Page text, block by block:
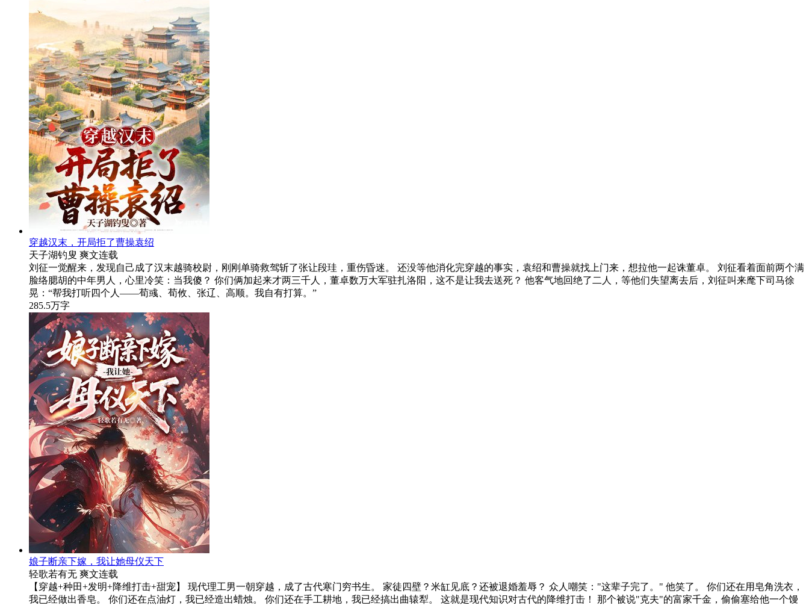
穿越汉末，开局拒了曹操袁绍
天子湖钓叟 爽文连载
刘征一觉醒来，发现自己成了汉末越骑校尉，刚刚单骑救驾斩了张让段珪，重伤昏迷。 还没等他消化完穿越的事实，袁绍和曹操就找上门来，想拉他一起诛董卓。 刘征看着面前两个满
脸络腮胡的中年男人，心里冷笑：当我傻？ 你们俩加起来才两三千人，董卓数万大军驻扎洛阳，这不是让我去送死？ 他客气地回绝了二人，等他们失望离去后，刘征叫来麾下司马徐
晃：“帮我打听四个人——荀彧、荀攸、张辽、高顺。我自有打算。”
285.5万字
娘子断亲下嫁，我让她母仪天下
轻歌若有无 爽文连载
【穿越+种田+发明+降维打击+甜宠】 现代理工男一朝穿越，成了古代寒门穷书生。 家徒四壁？米缸见底？还被退婚羞辱？ 众人嘲笑："这辈子完了。" 他笑了。 你们还在用皂角洗衣，
我已经做出香皂。 你们还在点油灯，我已经造出蜡烛。 你们还在手工耕地，我已经搞出曲辕犁。 这就是现代知识对古代的降维打击！ 那个被说"克夫"的富家千金，偷偷塞给他一个馒